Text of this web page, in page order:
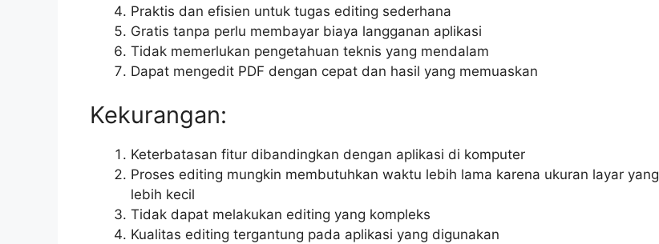
Praktis dan efisien untuk tugas editing sederhana
Gratis tanpa perlu membayar biaya langganan aplikasi
Tidak memerlukan pengetahuan teknis yang mendalam
Dapat mengedit PDF dengan cepat dan hasil yang memuaskan
Kekurangan:
Keterbatasan fitur dibandingkan dengan aplikasi di komputer
Proses editing mungkin membutuhkan waktu lebih lama karena ukuran layar yang
lebih kecil
Tidak dapat melakukan editing yang kompleks
Kualitas editing tergantung pada aplikasi yang digunakan